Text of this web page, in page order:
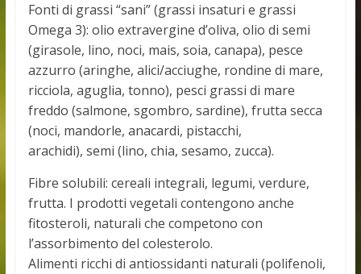
Fonti di grassi “sani” (grassi insaturi e grassi
Omega 3): olio extravergine d’oliva, olio di semi
(girasole, lino, noci, mais, soia, canapa), pesce
azzurro (aringhe, alici/acciughe, rondine di mare,
ricciola, aguglia, tonno), pesci grassi di mare
freddo (salmone, sgombro, sardine), frutta secca
(noci, mandorle, anacardi, pistacchi,
arachidi), semi (lino, chia, sesamo, zucca).
Fibre solubili: cereali integrali, legumi, verdure,
frutta. I prodotti vegetali contengono anche
fitosteroli, naturali che competono con
l’assorbimento del colesterolo.
Alimenti ricchi di antiossidanti naturali (polifenoli,